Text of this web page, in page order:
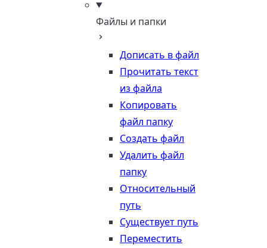
Файлы и папки
Дописать в файл
Прочитать текст
из файла
Копировать
файл папку
Создать файл
Удалить файл
папку
Относительный
путь
Существует путь
Переместить